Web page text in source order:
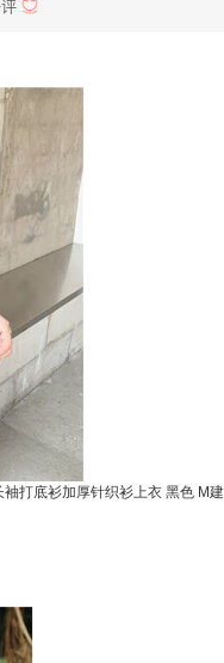
打底衫加厚针织衫上衣 黑色 M建